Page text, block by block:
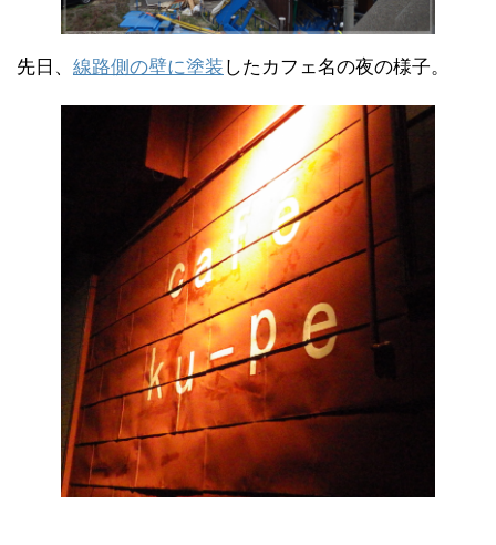
先日、 線路側の壁に塗装 したカフェ名の夜の様子。